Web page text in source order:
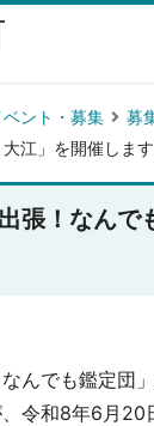
ント・募集 募
江」を開催します
張！なんで
んでも鑑定団
令和8年6月20